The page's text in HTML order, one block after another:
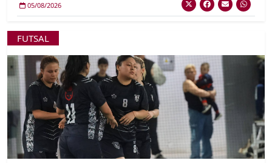
05/08/2026
FUTSAL